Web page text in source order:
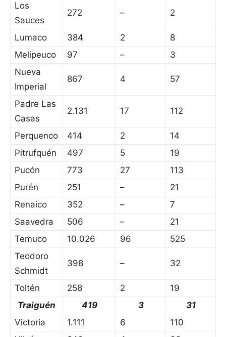
Los
Sauces
272 – 2
Lumaco 384 2
8
Melipeuco
97 –
3
Nueva
Imperial
867 4 57
Padre Las
Casas
2.131 17 112
Perquenco 414 2
14
Pitrufquén
497 5
19
Pucón
773 27
113
Purén
251 –
21
Renaico
352 –
7
Saavedra
506 –
21
Temuco
10.026 96
525
Teodoro
Schmidt
398 – 32
Toltén 258 2
19
Traiguén
419 3
31
Victoria
1.111 6
110